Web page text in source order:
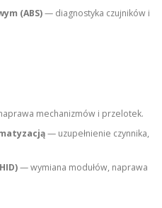
(ABS)— diagnostyka czujników i
mechanizmów i przelotek.
— uzupełnienie czynnika,
— wymiana modułów, naprawa